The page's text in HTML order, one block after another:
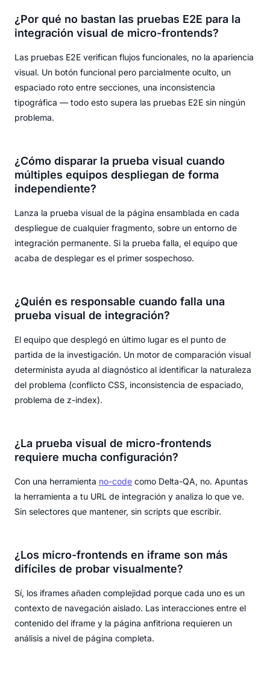
¿Por qué no bastan las pruebas E2E para la
integración visual de micro-frontends?
Las pruebas E2E verifican flujos funcionales, no la apariencia
visual. Un botón funcional pero parcialmente oculto, un
espaciado roto entre secciones, una inconsistencia
tipográfica — todo esto supera las pruebas E2E sin ningún
problema.
¿Cómo disparar la prueba visual cuando
múltiples equipos despliegan de forma
independiente?
Lanza la prueba visual de la página ensamblada en cada
despliegue de cualquier fragmento, sobre un entorno de
integración permanente. Si la prueba falla, el equipo que
acaba de desplegar es el primer sospechoso.
¿Quién es responsable cuando falla una
prueba visual de integración?
El equipo que desplegó en último lugar es el punto de
partida de la investigación. Un motor de comparación visual
determinista ayuda al diagnóstico al identificar la naturaleza
del problema (conflicto CSS, inconsistencia de espaciado,
problema de z-index).
¿La prueba visual de micro-frontends
requiere mucha configuración?
Con una herramienta no-code como Delta-QA, no. Apuntas
la herramienta a tu URL de integración y analiza lo que ve.
Sin selectores que mantener, sin scripts que escribir.
¿Los micro-frontends en iframe son más
difíciles de probar visualmente?
Sí, los iframes añaden complejidad porque cada uno es un
contexto de navegación aislado. Las interacciones entre el
contenido del iframe y la página anfitriona requieren un
análisis a nivel de página completa.